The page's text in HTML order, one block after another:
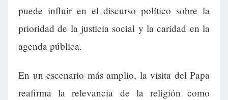
puede influir en el discurso político sobre la
prioridad de la justicia social y la caridad en la
agenda pública.
En un escenario más amplio, la visita del Papa
reafirma la relevancia de la religión como